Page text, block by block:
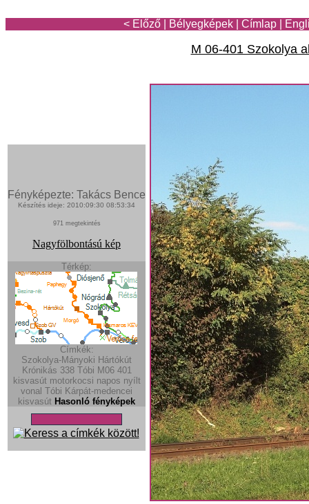
< Előző Bélyegképek Címlap
M 06-401 Szokolya
Fényképezte: Takács Bence
Készítés ideje: 2010:09:30 08:53:34
971 megtekintés
Nagyfölbontású kép
Térkép:
Címkék:
Szokolya-Mányoki Hártókút
Krónikás 338 Tóbi M06 401
kisvasút motorkocsi napos nyílt
vonal Tóbi Kárpát-medencei
kisvasút Hasonló fényképek